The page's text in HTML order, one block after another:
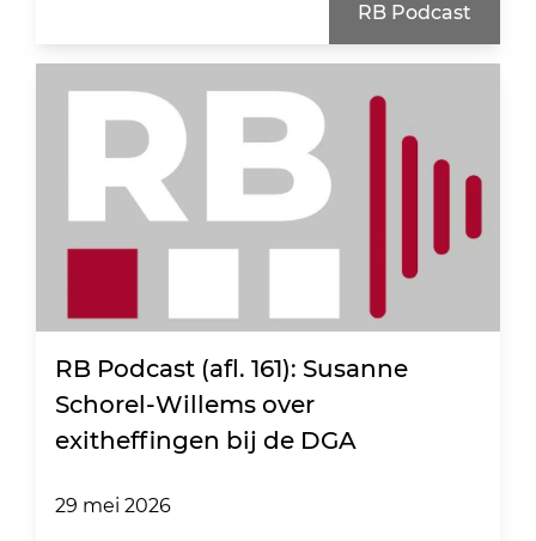
RB Podcast
RB Podcast (afl. 161): Susanne
Schorel-Willems over
exitheffingen bij de DGA
29 mei 2026